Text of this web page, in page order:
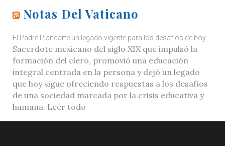
Notas Del Vaticano
El Padre Plancarte un legado vigente para los desafíos de hoy
Sacerdote mexicano del siglo XIX que impulsó la
formación del clero, promovió una educación
integral centrada en la persona y dejó un legado
que hoy sigue ofreciendo respuestas a los desafíos
de una sociedad marcada por la crisis educativa y
humana. Leer todo